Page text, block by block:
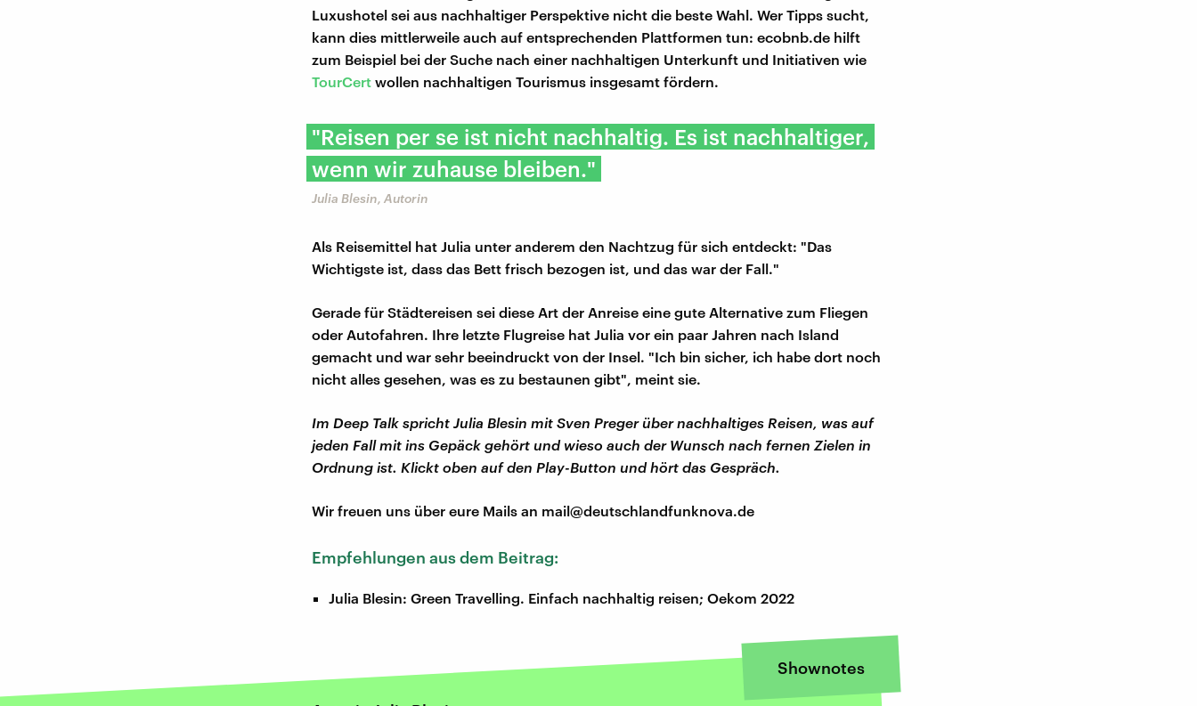
Luxushotel sei aus nachhaltiger Perspektive nicht die beste Wahl. Wer Tipps sucht,
kann dies mittlerweile auch auf entsprechenden Plattformen tun: ecobnb.de hilft
zum Beispiel bei der Suche nach einer nachhaltigen Unterkunft und Initiativen wie
TourCert wollen nachhaltigen Tourismus insgesamt fördern.
"Reisen per se ist nicht nachhaltig. Es ist nachhaltiger,
wenn wir zuhause bleiben."
Julia Blesin, Autorin
Als Reisemittel hat Julia unter anderem den Nachtzug für sich entdeckt: "Das
Wichtigste ist, dass das Bett frisch bezogen ist, und das war der Fall."
Gerade für Städtereisen sei diese Art der Anreise eine gute Alternative zum Fliegen
oder Autofahren. Ihre letzte Flugreise hat Julia vor ein paar Jahren nach Island
gemacht und war sehr beeindruckt von der Insel. "Ich bin sicher, ich habe dort noch
nicht alles gesehen, was es zu bestaunen gibt", meint sie.
Im Deep Talk spricht Julia Blesin mit Sven Preger über nachhaltiges Reisen, was auf
jeden Fall mit ins Gepäck gehört und wieso auch der Wunsch nach fernen Zielen in
Ordnung ist. Klickt oben auf den Play-Button und hört das Gespräch.
Wir freuen uns über eure Mails an mail@deutschlandfunknova.de
Empfehlungen aus dem Beitrag:
Julia Blesin: Green Travelling. Einfach nachhaltig reisen; Oekom 2022
Shownotes